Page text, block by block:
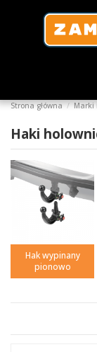
Strona główna Marki
Haki
Hak wypinany
pionowo